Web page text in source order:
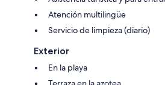
Atención multilingüe
Servicio de limpieza (diario)
Exterior
En la playa